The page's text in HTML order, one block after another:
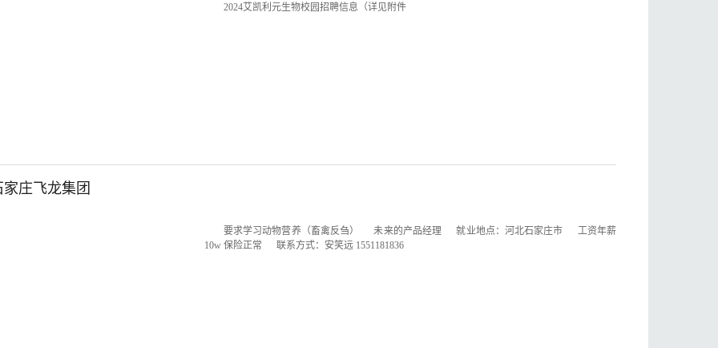
2024艾凯利元生物校园招聘信息（详见附件
家庄飞龙集团
要求学习动物营养（畜禽反刍） 未来的产品经理 就业地点：河北石家庄市 工资年薪
10w 保险正常 联系方式：安笑远 1551181836